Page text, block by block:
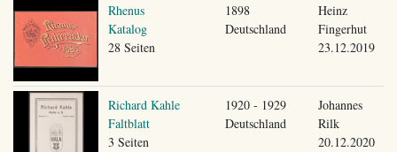
Rhenus
Katalog
28 Seiten
1898
Deutschland
Heinz
Fingerhut
23.12.2019
Richard Kahle
Faltblatt
3 Seiten
1920 - 1929
Deutschland
Johannes
Rilk
20.12.2020